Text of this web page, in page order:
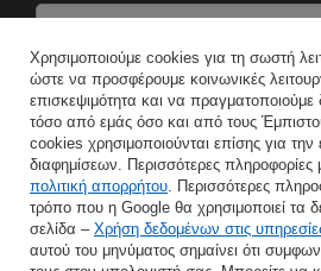
Εισάγετε τη διεύθυνση e-mail σας
Συμφωνώ με την επεξεργασία των προσωπικών μου δεδομένων για τους σκοπούς και
Χρησιμοποιούμε cookies για τη σωστή
ώστε να προσφέρουμε κοινωνικές
επισκεψιμότητα και να πραγματοποιούμε
τόσο από εμάς όσο και από τους
cookies χρησιμοποιούνται επίσης για την
διαφημίσεων. Περισσότερες πληροφορίες
πολιτική απορρήτου. Περισσότερες
τρόπο που η Google θα χρησιμοποιεί τα
σελίδα – Χρήση δεδομένων στις
αυτού του μηνύματος σημαίνει ότι